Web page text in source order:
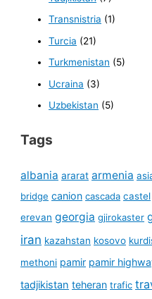
Transnistria (1)
Turcia (21)
Turkmenistan (5)
Ucraina (3)
Uzbekistan (5)
Tags
albania ararat armenia
bridge canion cascada castel
erevan georgia gjirokaster
iran kazahstan kosovo
methoni pamir pamir
tadjikistan teheran trafic